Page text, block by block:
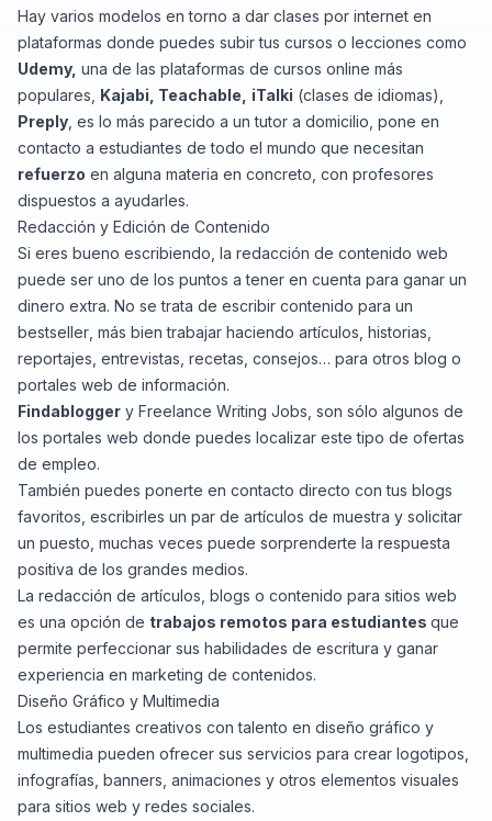
Hay varios modelos en torno a dar clases por internet en
plataformas donde puedes subir tus cursos o lecciones como
Udemy, una de las plataformas de cursos online más
populares, Kajabi Teachable iTalki (clases de idiomas),
Preply , es lo más parecido a un tutor a domicilio, pone en
contacto a estudiantes de todo el mundo que necesitan
refuerzo en alguna materia en concreto, con profesores
dispuestos a ayudarles.
Redacción y Edición de Contenido
Si eres bueno escribiendo, la redacción de contenido web
puede ser uno de los puntos a tener en cuenta para ganar un
dinero extra. No se trata de escribir contenido para un
bestseller , más bien trabajar haciendo artículos, historias,
reportajes, entrevistas, recetas, consejos… para otros blog o
portales web de información.
Findablogger y Freelance Writing Jobs , son sólo algunos de
los portales web donde puedes localizar este tipo de ofertas
de empleo.
También puedes ponerte en contacto directo con tus blogs
favoritos, escribirles un par de artículos de muestra y solicitar
un puesto, muchas veces puede sorprenderte la respuesta
positiva de los grandes medios.
La redacción de artículos, blogs o contenido para sitios web
es una opción de trabajos remotos para estudiantes que
permite perfeccionar sus habilidades de escritura y ganar
experiencia en marketing de contenidos.
Diseño Gráfico y Multimedia
Los estudiantes creativos con talento en diseño gráfico y
multimedia pueden ofrecer sus servicios para crear logotipos,
infografías, banners, animaciones y otros elementos visuales
para sitios web y redes sociales.